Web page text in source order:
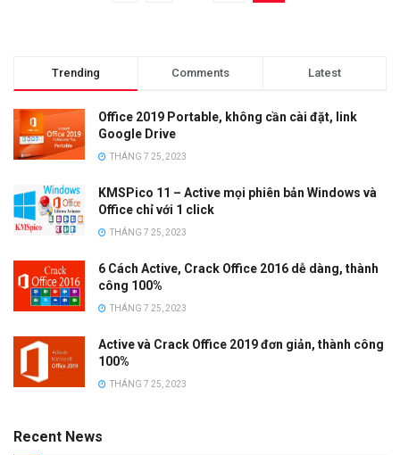
Trending Comments Latest
Office 2019 Portable, không cần cài đặt, link
Google Drive
THÁNG 7 25, 2023
KMSPico 11 – Active mọi phiên bản Windows và
Office chỉ với 1 click
THÁNG 7 25, 2023
6 Cách Active, Crack Office 2016 dễ dàng, thành
công 100%
THÁNG 7 25, 2023
Active và Crack Office 2019 đơn giản, thành công
100%
THÁNG 7 25, 2023
Recent News